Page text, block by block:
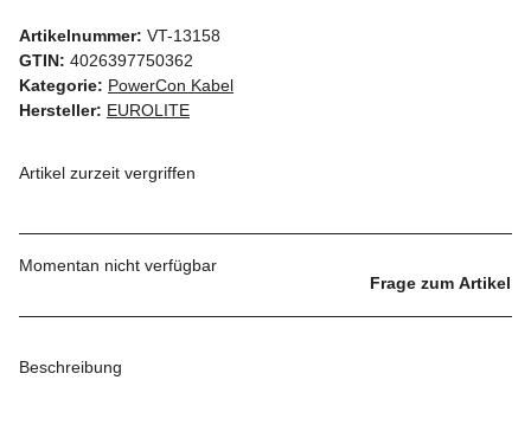
Artikelnummer: VT-13158
GTIN: 4026397750362
Kategorie: PowerCon Kabel
Hersteller: EUROLITE
Artikel zurzeit vergriffen
Momentan nicht verfügbar
Frage zum Artikel
Beschreibung